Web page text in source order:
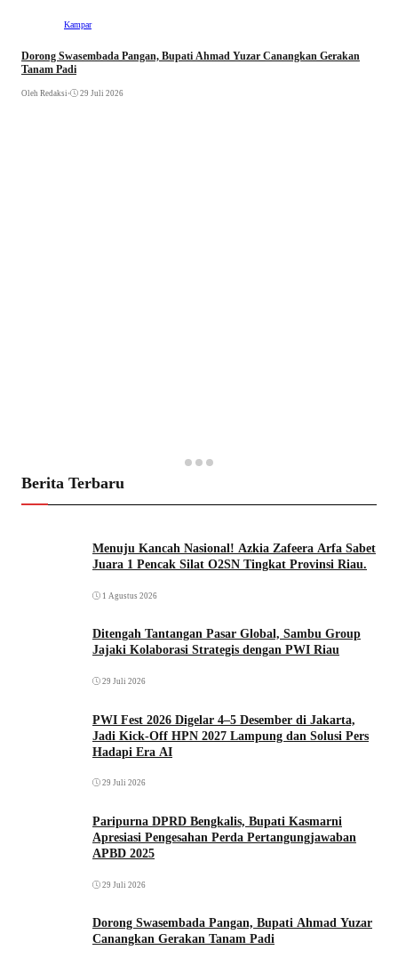
Kampar
Dorong Swasembada Pangan, Bupati Ahmad Yuzar Canangkan Gerakan
Tanam Padi
Oleh Redaksi • 29 Juli 2026
Berita Terbaru
Menuju Kancah Nasional! Azkia Zafeera Arfa Sabet
Juara 1 Pencak Silat O2SN Tingkat Provinsi Riau.
1 Agustus 2026
Ditengah Tantangan Pasar Global, Sambu Group
Jajaki Kolaborasi Strategis dengan PWI Riau
29 Juli 2026
PWI Fest 2026 Digelar 4–5 Desember di Jakarta,
Jadi Kick-Off HPN 2027 Lampung dan Solusi Pers
Hadapi Era AI
29 Juli 2026
Paripurna DPRD Bengkalis, Bupati Kasmarni
Apresiasi Pengesahan Perda Pertangungjawaban
APBD 2025
29 Juli 2026
Dorong Swasembada Pangan, Bupati Ahmad Yuzar
Canangkan Gerakan Tanam Padi